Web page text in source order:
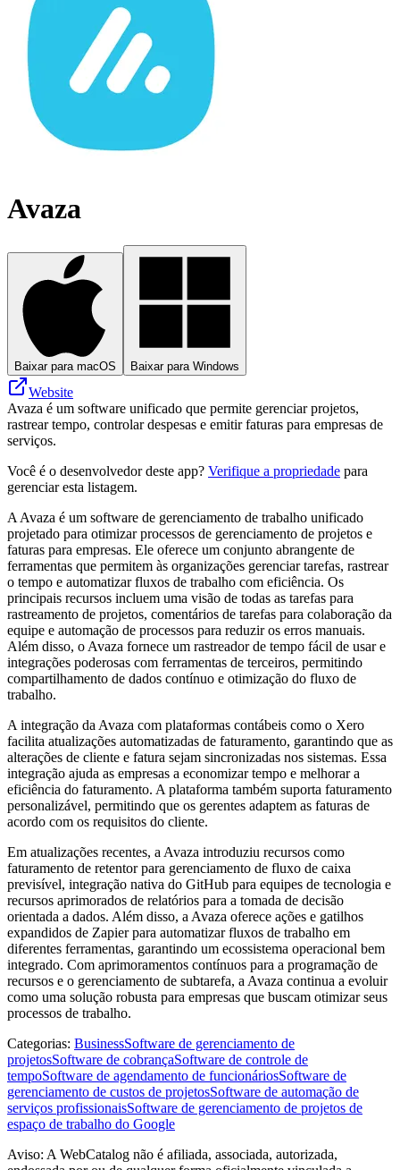
Avaza
Baixar para macOS Baixar para Windows
Website
Avaza é um software unificado que permite gerenciar projetos,
rastrear tempo, controlar despesas e emitir faturas para empresas de
serviços.
Você é o desenvolvedor deste app? Verifique a propriedade para
gerenciar esta listagem.
A Avaza é um software de gerenciamento de trabalho unificado
projetado para otimizar processos de gerenciamento de projetos e
faturas para empresas. Ele oferece um conjunto abrangente de
ferramentas que permitem às organizações gerenciar tarefas, rastrear
o tempo e automatizar fluxos de trabalho com eficiência. Os
principais recursos incluem uma visão de todas as tarefas para
rastreamento de projetos, comentários de tarefas para colaboração da
equipe e automação de processos para reduzir os erros manuais.
Além disso, o Avaza fornece um rastreador de tempo fácil de usar e
integrações poderosas com ferramentas de terceiros, permitindo
compartilhamento de dados contínuo e otimização do fluxo de
trabalho.
A integração da Avaza com plataformas contábeis como o Xero
facilita atualizações automatizadas de faturamento, garantindo que as
alterações de cliente e fatura sejam sincronizadas nos sistemas. Essa
integração ajuda as empresas a economizar tempo e melhorar a
eficiência do faturamento. A plataforma também suporta faturamento
personalizável, permitindo que os gerentes adaptem as faturas de
acordo com os requisitos do cliente.
Em atualizações recentes, a Avaza introduziu recursos como
faturamento de retentor para gerenciamento de fluxo de caixa
previsível, integração nativa do GitHub para equipes de tecnologia e
recursos aprimorados de relatórios para a tomada de decisão
orientada a dados. Além disso, a Avaza oferece ações e gatilhos
expandidos de Zapier para automatizar fluxos de trabalho em
diferentes ferramentas, garantindo um ecossistema operacional bem
integrado. Com aprimoramentos contínuos para a programação de
recursos e o gerenciamento de subtarefa, a Avaza continua a evoluir
como uma solução robusta para empresas que buscam otimizar seus
processos de trabalho.
Categorias: BusinessSoftware de gerenciamento de
projetosSoftware de cobrançaSoftware de controle de
tempoSoftware de agendamento de funcionáriosSoftware de
gerenciamento de custos de projetosSoftware de automação de
serviços profissionaisSoftware de gerenciamento de projetos de
espaço de trabalho do Google
Aviso: A WebCatalog não é afiliada, associada, autorizada,